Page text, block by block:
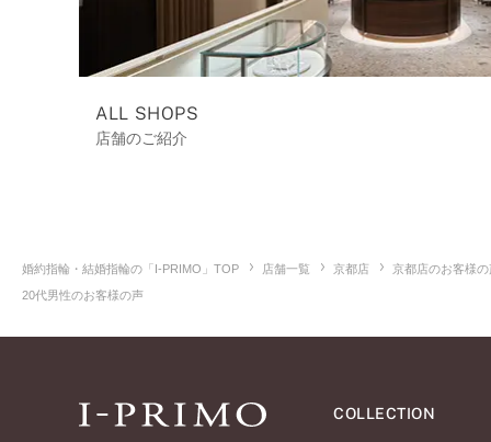
ALL SHOPS
店舗のご紹介
婚約指輪・結婚指輪の「I-PRIMO」TOP 店舗一覧 京都店
京都店のお客様
20代男性のお客様の声
COLLECTION